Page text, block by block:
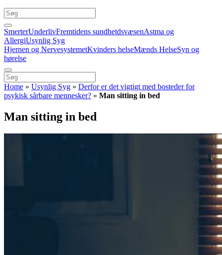
SmerterUnderlivFremtidens sundhetdsvæsenAstma og
AllergiUsynlig Syg
Hjernen og NervesystemetKvinders helseMænds HelseSyn og
hørelse
Home » Usynlig Syg » Derfor er det vigtigt med bosteder for
psykisk sårbare mennesker? » Man sitting in bed
Man sitting in bed